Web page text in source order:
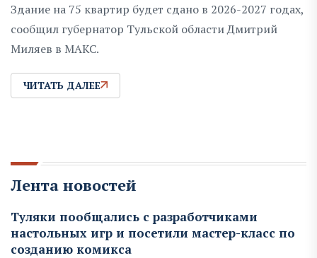
Здание на 75 квартир будет сдано в 2026-2027 годах,
сообщил губернатор Тульской области Дмитрий
Миляев в MAKC.
ЧИТАТЬ ДАЛЕЕ
Лента новостей
Туляки пообщались с разработчиками
настольных игр и посетили мастер-класс по
созданию комикса